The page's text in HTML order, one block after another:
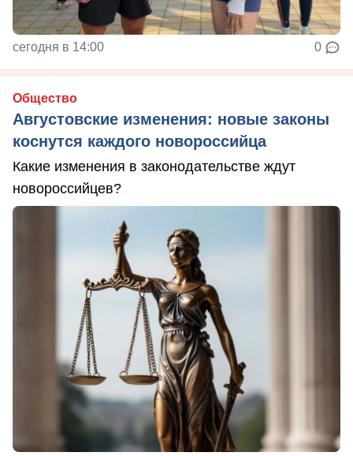
сегодня в 14:00 0
Общество
Августовские изменения: новые законы
коснутся каждого новороссийца
Какие изменения в законодательстве ждут
новороссийцев?